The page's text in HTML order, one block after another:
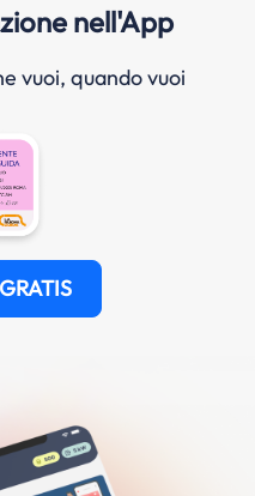
nell'App
vuoi, quando vuoi